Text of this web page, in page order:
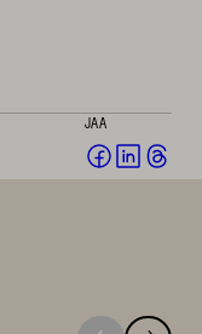
JAA
Jaa Jaa